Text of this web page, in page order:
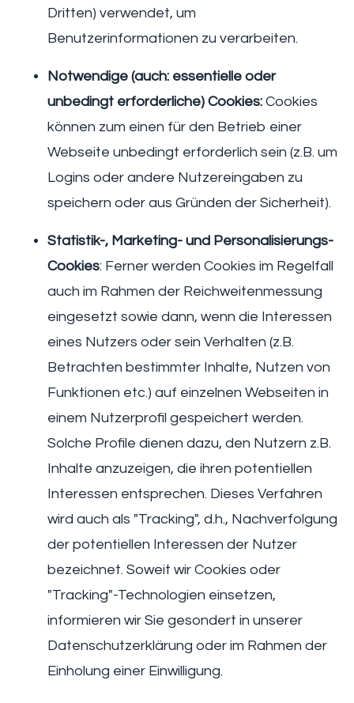
Dritten) verwendet, um
Benutzerinformationen zu verarbeiten.
Notwendige (auch: essentielle oder
unbedingt erforderliche) Cookies: Cookies
können zum einen für den Betrieb einer
Webseite unbedingt erforderlich sein (z.B. um
Logins oder andere Nutzereingaben zu
speichern oder aus Gründen der Sicherheit).
Statistik-, Marketing- und Personalisierungs-
Cookies: Ferner werden Cookies im Regelfall
auch im Rahmen der Reichweitenmessung
eingesetzt sowie dann, wenn die Interessen
eines Nutzers oder sein Verhalten (z.B.
Betrachten bestimmter Inhalte, Nutzen von
Funktionen etc.) auf einzelnen Webseiten in
einem Nutzerprofil gespeichert werden.
Solche Profile dienen dazu, den Nutzern z.B.
Inhalte anzuzeigen, die ihren potentiellen
Interessen entsprechen. Dieses Verfahren
wird auch als "Tracking", d.h., Nachverfolgung
der potentiellen Interessen der Nutzer
bezeichnet. Soweit wir Cookies oder
"Tracking"-Technologien einsetzen,
informieren wir Sie gesondert in unserer
Datenschutzerklärung oder im Rahmen der
Einholung einer Einwilligung.